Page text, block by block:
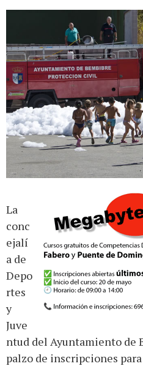
La
conc
ejalí
a de
Depo
rtes
y
Juve
ntud del Ayuntamiento de
palzo de inscripciones